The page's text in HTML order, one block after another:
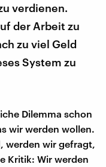
verdienen.
der Arbeit zu
zu viel Geld
System zu
Dilemma schon
wir werden wollen.
werden wir gefragt,
Kritik: Wir werden